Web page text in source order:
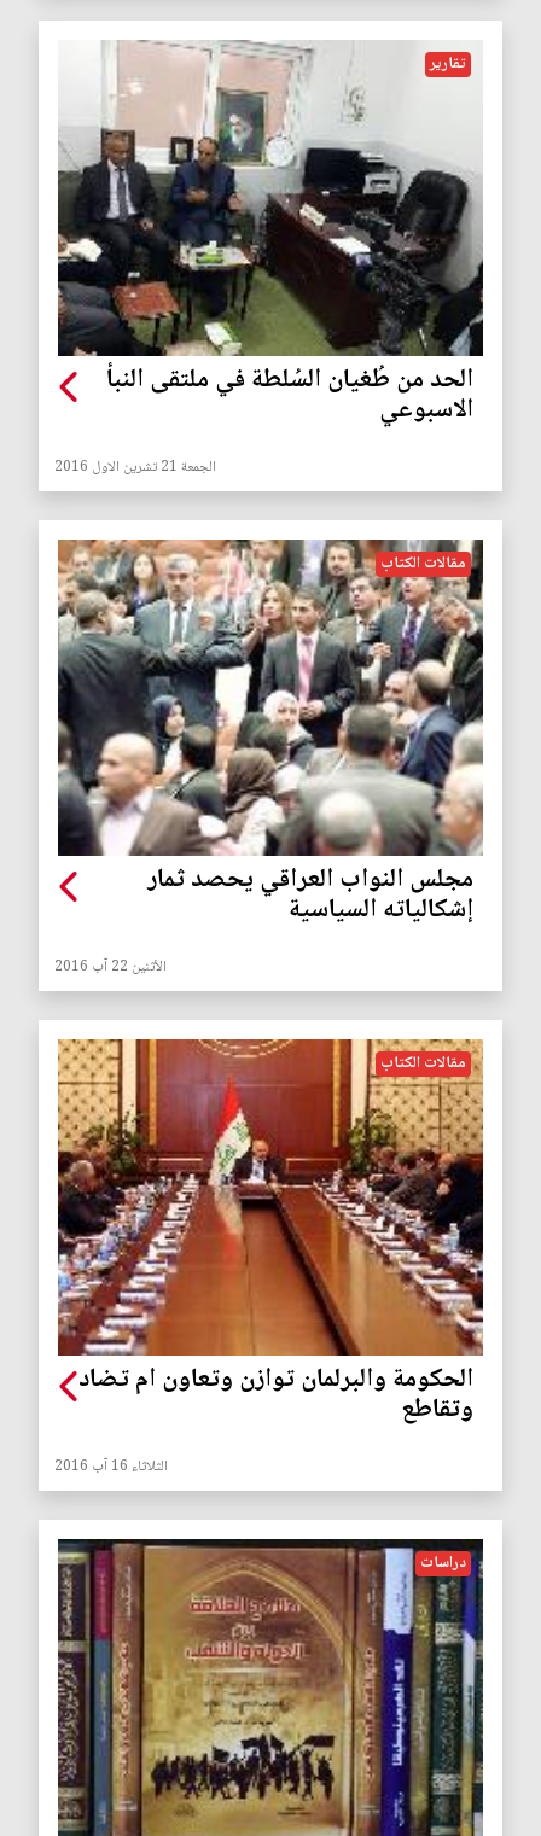
تقارير
الحد من طُغيان السُلطة في ملتقى النبأ
الاسبوعي
الجمعة 21 تشرين الاول 2016
مقالات الكتاب
مجلس النواب العراقي يحصد ثمار
إشكالياته السياسية
الأثنين 22 آب 2016
مقالات الكتاب
الحكومة والبرلمان توازن وتعاون ام تضاد
وتقاطع
الثلاثاء 16 آب 2016
دراسات